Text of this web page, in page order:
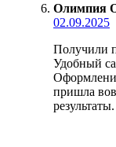
Олимпия
02.09.2025
Получили
Удобный
пришла